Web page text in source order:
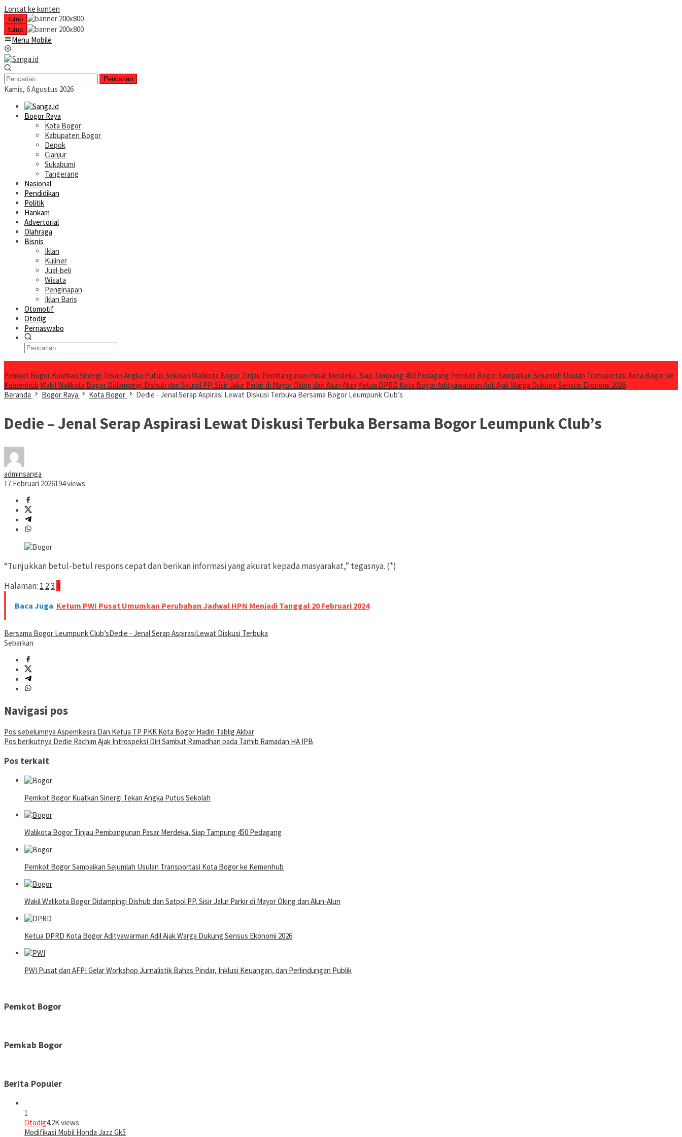
Loncat ke konten
tutup
tutup
Menu Mobile
Pencarian
Kamis, 6 Agustus 2026
Bogor Raya
Kota Bogor
Kabupaten Bogor
Depok
Cianjur
Sukabumi
Tangerang
Nasional
Pendidikan
Politik
Hankam
Advertorial
Olahraga
Bisnis
Iklan
Kuliner
Jual-beli
Wisata
Penginapan
Iklan Baris
Otomotif
Otodig
Pernaswabo
Pemkot Bogor Kuatkan Sinergi Tekan Angka Putus Sekolah Walikota Bogor Tinjau Pembangunan Pasar Merdeka, Siap Tampung 450 Pedagang Pemkot Bogor Sampaikan Sejumlah Usulan Transportasi Kota Bogor ke
Kemenhub Wakil Walikota Bogor Didampingi Dishub dan Satpol PP, Sisir Jalur Parkir di Mayor Oking dan Alun-Alun Ketua DPRD Kota Bogor Adityawarman Adil Ajak Warga Dukung Sensus Ekonomi 2026
Beranda
Bogor Raya Kota Bogor Dedie - Jenal Serap Aspirasi Lewat Diskusi Terbuka Bersama Bogor Leumpunk Club’s
Dedie – Jenal Serap Aspirasi Lewat Diskusi Terbuka Bersama Bogor Leumpunk Club’s
adminsanga
17 Februari 2026194 views
“Tunjukkan betul-betul respons cepat dan berikan informasi yang akurat kepada masyarakat,” tegasnya. (*)
Halaman: 1 23 4
Baca Juga Ketum PWI Pusat Umumkan Perubahan Jadwal HPN Menjadi Tanggal 20 Februari 2024
Bersama Bogor Leumpunk Club’sDedie - Jenal Serap AspirasiLewat Diskusi Terbuka
Sebarkan
Navigasi pos
Pos sebelumnya Aspemkesra Dan Ketua TP PKK Kota Bogor Hadiri Tablig Akbar
Pos berikutnya Dedie Rachim Ajak Introspeksi Diri Sambut Ramadhan pada Tarhib Ramadan HA IPB
Pos terkait
Pemkot Bogor Kuatkan Sinergi Tekan Angka Putus Sekolah
Walikota Bogor Tinjau Pembangunan Pasar Merdeka, Siap Tampung 450 Pedagang
Pemkot Bogor Sampaikan Sejumlah Usulan Transportasi Kota Bogor ke Kemenhub
Wakil Walikota Bogor Didampingi Dishub dan Satpol PP, Sisir Jalur Parkir di Mayor Oking dan Alun-Alun
Ketua DPRD Kota Bogor Adityawarman Adil Ajak Warga Dukung Sensus Ekonomi 2026
PWI Pusat dan AFPI Gelar Workshop Jurnalistik Bahas Pindar, Inklusi Keuangan, dan Perlindungan Publik
Pemkot Bogor
Pemkab Bogor
Berita Populer
1
Otodig4.2K views
Modifikasi Mobil Honda Jazz Gk5